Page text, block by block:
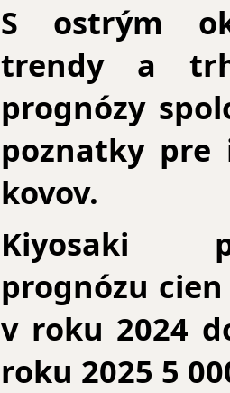
S ostrým
trendy a
prognózy
poznatky pre
kovov.
Kiyosaki
prognózu
v roku 2024
roku 2025 5